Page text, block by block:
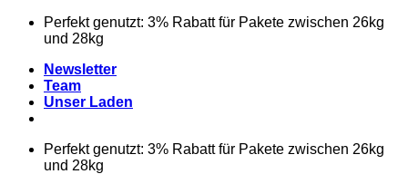
Zum
Perfekt genutzt: 3% Rabatt für Pakete zwischen 26kg
und 28kg
Newsletter
Team
Unser Laden
Perfekt genutzt: 3% Rabatt für Pakete zwischen 26kg
und 28kg